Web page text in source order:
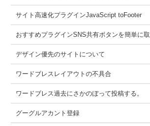
サイト高速化プラグインJavaScript toFooter
おすすめプラグインSNS共有ボタンを簡単に
デザイン優先のサイトについて
ワードブレスレイアウトの不具合
ワードブレス過去にさかのぼって投稿する。
グーグルアカント登録